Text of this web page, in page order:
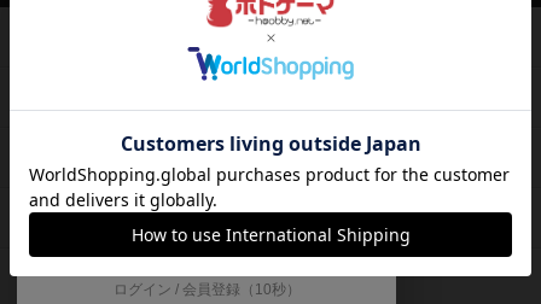
て、
自分のデータを管理しませんか？
がボドゲーマを利用中！
遊んだボードゲームを記録する
気になるゲームのレビューを読む
お気に入り作品・所有リストの共
有
ログイン / 会員登録（10秒）
ボードゲーム会情報
メカニクス特集
掲示板・トピックス